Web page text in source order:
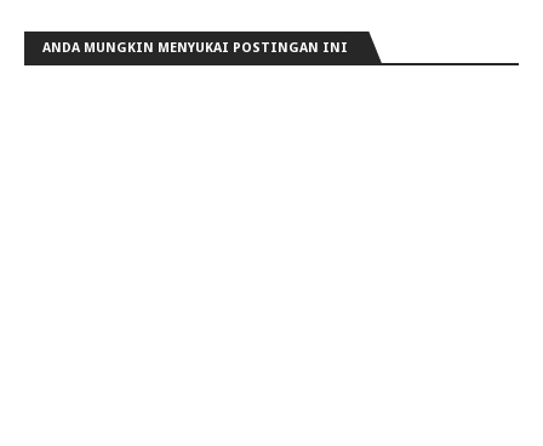
ANDA MUNGKIN MENYUKAI POSTINGAN INI